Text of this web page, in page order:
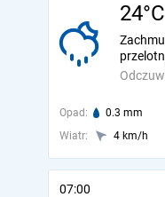
24°C
Opad: 0.3 mm
Wiatr:
4 km/h
07:00